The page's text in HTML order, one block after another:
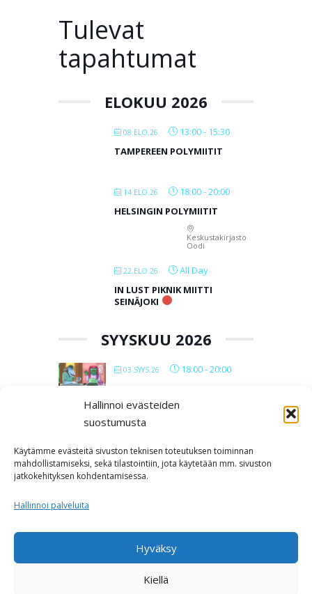
Hallinnoi evästeiden
suostumusta
Käytämme evästeitä sivuston teknisen toteutuksen toiminnan
mahdollistamiseksi, sekä tilastointiin, jota käytetään mm. sivuston
jatkokehityksen kohdentamisessa.
Hallinnoi palveluita
Hyväksy
Kiellä
Tulevat
tapahtumat
ELOKUU 2026
08.ELO.26 13:00- 15:30
TAMPEREEN POLYMIITIT
14.ELO.26 18:00-20:00
HELSINGIN POLYMIITIT
Keskustakirjasto
Oodi
22.ELO.26
All Day
IN LUST PIKNIK MIITTI
SEINÄJOKI
SYYSKUU 2026
03.SYYS.26 18:00-20:00
12.SYYS.26
IN LUST BAARIMIITTI
SEINÄJOKI